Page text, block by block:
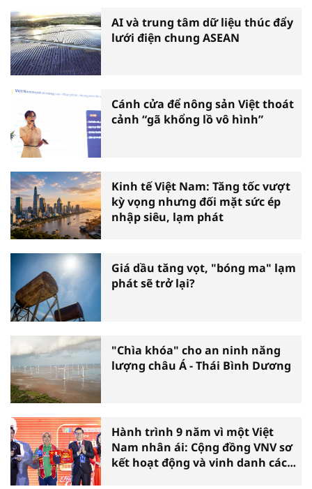
AI và trung tâm dữ liệu thúc đẩy
lưới điện chung ASEAN
Cánh cửa để nông sản Việt thoát
cảnh “gã khổng lồ vô hình”
Kinh tế Việt Nam: Tăng tốc vượt
kỳ vọng nhưng đối mặt sức ép
nhập siêu, lạm phát
Giá dầu tăng vọt, "bóng ma" lạm
phát sẽ trở lại?
"Chìa khóa" cho an ninh năng
lượng châu Á - Thái Bình Dương
Hành trình 9 năm vì một Việt
Nam nhân ái: Cộng đồng VNV sơ
kết hoạt động và vinh danh các